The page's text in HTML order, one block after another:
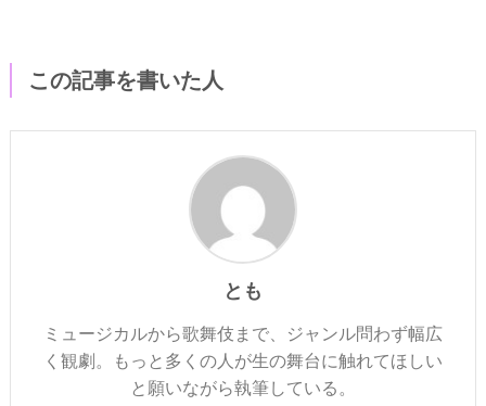
この記事を書いた人
とも
ミュージカルから歌舞伎まで、ジャンル問わず幅広
く観劇。もっと多くの人が生の舞台に触れてほしい
と願いながら執筆している。